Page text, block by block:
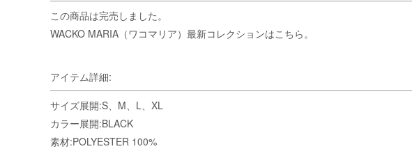
この商品は完売しました。
WACKO MARIA（ワコマリア）最新コレクションはこちら。
アイテム詳細:
サイズ展開:S、M、L、XL
カラー展開:BLACK
素材:POLYESTER 100%